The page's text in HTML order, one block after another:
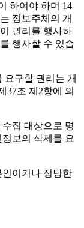
하여야 하며 14
정보주체의 개
권리를 행사하
행사할 수 있습
요구할 권리는 개
37조 제2항에 의
집 대상으로 명
보의 삭제를 요
이거나 정당한